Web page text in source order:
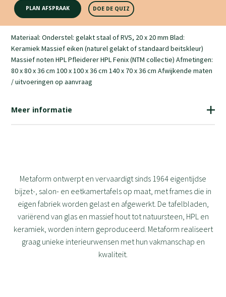
PLAN AFSPRAAK DOE DE QUIZ
Productomschrijving
Materiaal: Onderstel: gelakt staal of RVS, 20 x 20 mm Blad:
Keramiek Massief eiken (naturel gelakt of standaard beitskleur)
Massief noten HPL Pfleiderer HPL Fenix (NTM collectie) Afmetingen:
80 x 80 x 36 cm 100 x 100 x 36 cm 140 x 70 x 36 cm Afwijkende maten
/ uitvoeringen op aanvraag
Meer informatie
Metaform ontwerpt en vervaardigt sinds 1964 eigentijdse
bijzet-, salon- en eetkamertafels op maat, met frames die in
eigen fabriek worden gelast en afgewerkt. De tafelbladen,
variërend van glas en massief hout tot natuursteen, HPL en
keramiek, worden intern geproduceerd. Metaform realiseert
graag unieke interieurwensen met hun vakmanschap en
kwaliteit.